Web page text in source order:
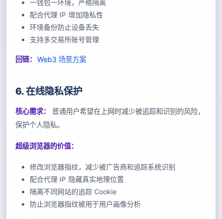
一钱包一环境，严格隔离
配合代理 IP 增加隐私性
环境备份防止设备丢失
支持多交易所账号管理
回链： Web3 场景方案
6. 在线隐私保护
核心需求：
普通用户希望在上网时减少被追踪和识别的风险，
保护个人隐私。
超级浏览器的价值：
修改浏览器指纹，减少被广告商和追踪系统识别
配合代理 IP 隐藏真实地理位置
隔离不同网站的追踪 Cookie
防止浏览器指纹被用于用户画像分析